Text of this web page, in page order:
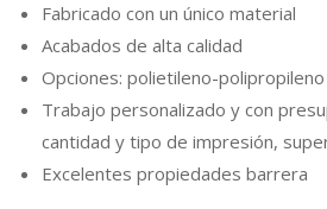
Fabricado con un único material
Acabados de alta calidad
Opciones: polietileno-polipropileno
Trabajo personalizado y con
cantidad y tipo de impresión,
Excelentes propiedades barrera